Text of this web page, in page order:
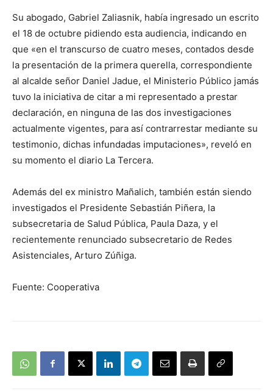
Su abogado, Gabriel Zaliasnik, había ingresado un escrito
el 18 de octubre pidiendo esta audiencia, indicando en
que «en el transcurso de cuatro meses, contados desde
la presentación de la primera querella, correspondiente
al alcalde señor Daniel Jadue, el Ministerio Público jamás
tuvo la iniciativa de citar a mi representado a prestar
declaración, en ninguna de las dos investigaciones
actualmente vigentes, para así contrarrestar mediante su
testimonio, dichas infundadas imputaciones», reveló en
su momento el diario La Tercera.
Además del ex ministro Mañalich, también están siendo
investigados el Presidente Sebastián Piñera, la
subsecretaria de Salud Pública, Paula Daza, y el
recientemente renunciado subsecretario de Redes
Asistenciales, Arturo Zúñiga.
Fuente: Cooperativa